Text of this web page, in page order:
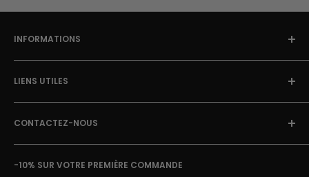
INFORMATIONS
À Propos
Blog Street Art
Politique de Retour
Mentions Légales & CGU
Conditions Générales de Vente
LIENS UTILES
FAQ
Avis clients
Suivi de colis
Nous contacter
CONTACTEZ-NOUS
E-mail: contact@street-art-galerie.com
7 jours sur 7
-10% SUR VOTRE PREMIÈRE COMMANDE